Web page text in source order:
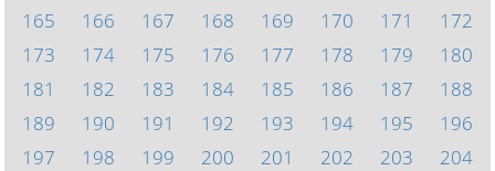
165
166 167 168 169 170 171
172
173
174 175 176 177 178 179
180
181
182 183 184 185 186 187
188
189
190 191 192 193 194 195
196
197
198 199 200 201 202 203
204